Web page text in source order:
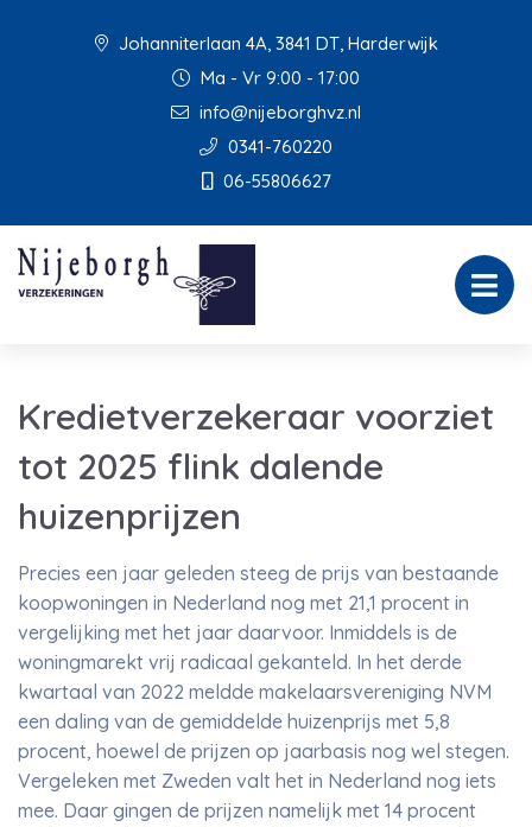
Johanniterlaan 4A, 3841 DT, Harderwijk
Ma - Vr 9:00 - 17:00
info@nijeborghvz.nl
0341-760220
06-55806627
Kredietverzekeraar voorziet
tot 2025 flink dalende
huizenprijzen
Precies een jaar geleden steeg de prijs van bestaande
koopwoningen in Nederland nog met 21,1 procent in
vergelijking met het jaar daarvoor. Inmiddels is de
woningmarekt vrij radicaal gekanteld. In het derde
kwartaal van 2022 meldde makelaarsvereniging NVM
een daling van de gemiddelde huizenprijs met 5,8
procent, hoewel de prijzen op jaarbasis nog wel stegen.
Vergeleken met Zweden valt het in Nederland nog iets
mee. Daar gingen de prijzen namelijk met 14 procent